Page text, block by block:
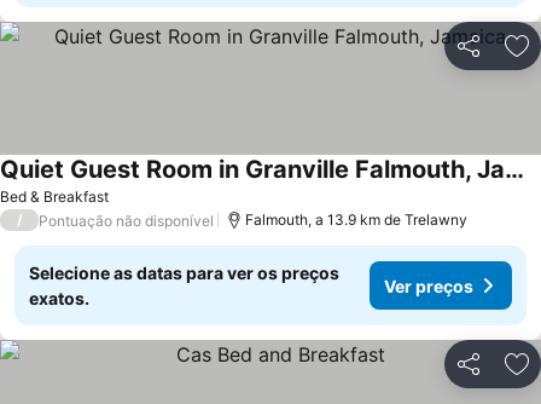
Partilhar
Bed & Breakfast
Quiet Guest Room in Granville Falmouth, Jamaica
/ Pontuação não disponível Falmouth, a 13.9 km de Trelawny
Selecione as datas para ver os preços
exatos.
Ver preços
Partilhar